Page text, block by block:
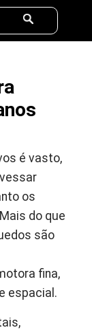
é vasto,
os
do que
são
fina,
espacial.